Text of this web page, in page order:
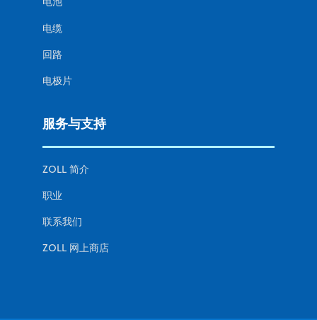
电缆
回路
电极片
服务与支持
ZOLL 简介
职业
联系我们
ZOLL 网上商店